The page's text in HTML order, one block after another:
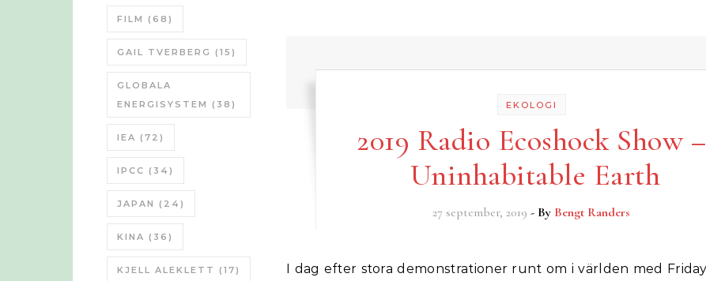
FILM (68)
GAIL TVERBERG (15)
GLOBALA
ENERGISYSTEM (38)
IEA (72)
IPCC (34)
JAPAN (24)
KINA (36)
KJELL ALEKLETT (17)
EKOLOGI
2019 Radio Ecoshock Show –
Uninhabitable Earth
27 september, 2019 - By Bengt Randers
I dag efter stora demonstrationer runt om i världen med FridayforFuture,